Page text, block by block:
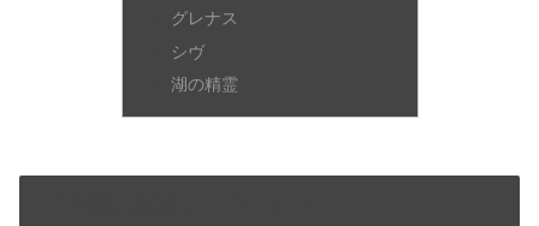
グレナス
シヴ
湖の精霊